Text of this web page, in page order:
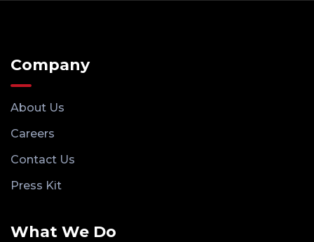
Company
About Us
Careers
Contact Us
Press Kit
What We Do